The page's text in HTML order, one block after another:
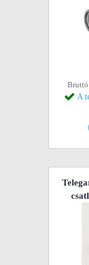
Bruttó
A